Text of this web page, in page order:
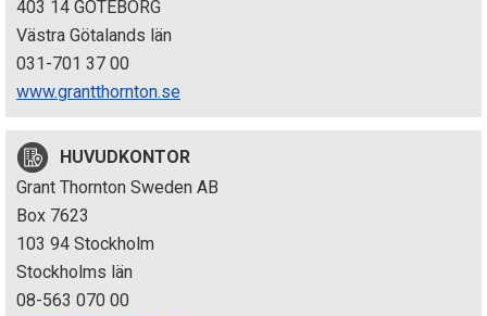
i
o
n
e
n
403 14 GÖTEBORG
Västra Götalands län
031-701 37 00
www.grantthornton.se
HUVUDKONTOR
Grant Thornton Sweden AB
Box 7623
103 94 Stockholm
Stockholms län
08-563 070 00